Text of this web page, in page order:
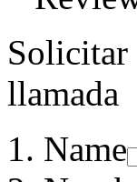
Solicitar
llamada
Name